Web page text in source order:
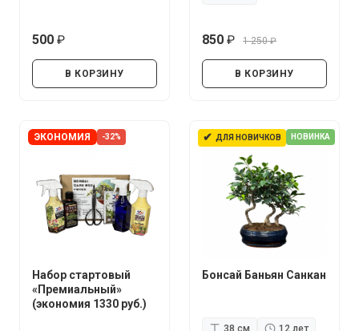
500
В КОРЗИНУ
850
1 250
В КОРЗИНУ
ЭКОНОМИЯ -32%
Набор стартовый
«Премиальный»
(экономия 1330 руб.)
✔ ДЛЯ НОВИЧКОВ НОВИНКА
Бонсай Баньян Санкан
38 см
12 лет